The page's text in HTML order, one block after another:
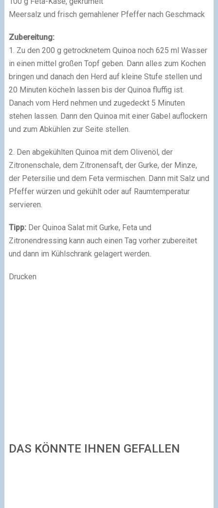
Meersalz und frisch gemahlener Pfeffer nach Geschmack
Zubereitung:
1. Zu den 200 g getrocknetem Quinoa noch 625 ml Wasser
in einen mittel großen Topf geben. Dann alles zum Kochen
bringen und danach den Herd auf kleine Stufe stellen und
20 Minuten köcheln lassen bis der Quinoa fluffig ist.
Danach vom Herd nehmen und zugedeckt 5 Minuten
stehen lassen. Dann den Quinoa mit einer Gabel auflockern
und zum Abkühlen zur Seite stellen.
2. Den abgekühlten Quinoa mit dem Olivenöl, der
Zitronenschale, dem Zitronensaft, der Gurke, der Minze,
der Petersilie und dem Feta vermischen. Dann mit Salz und
Pfeffer würzen und gekühlt oder auf Raumtemperatur
servieren.
Tipp:Der Quinoa Salat mit Gurke, Feta und
Zitronendressing kann auch einen Tag vorher zubereitet
und dann im Kühlschrank gelagert werden.
Drucken
DAS KÖNNTE IHNEN GEFALLEN